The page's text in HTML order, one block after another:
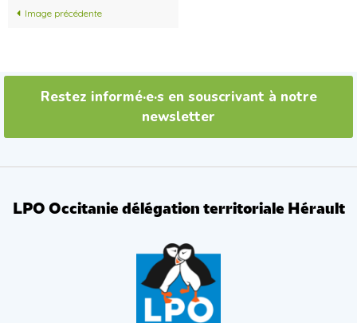
Image précédente
Restez informé·e·s en souscrivant à notre
newsletter
LPO Occitanie délégation territoriale Hérault